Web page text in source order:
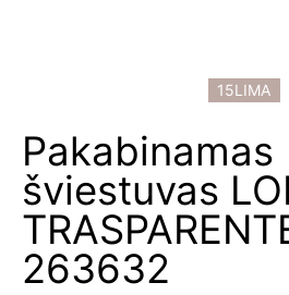
15LIMA
Pakabinamas
šviestuvas
263632